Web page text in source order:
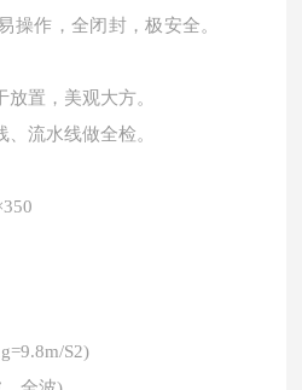
易操作，全闭封，极安全。
放置，美观大方。
流水线做全检。
S2)